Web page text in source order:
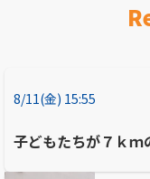
8/11(金) 15:55
子どもたちが７ｋ